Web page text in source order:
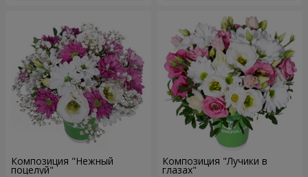
Композиция "Нежный
поцелуй"
Композиция "Лучики в
глазах"